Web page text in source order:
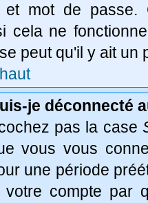
et mot de
cela ne
peut qu'il y ait un
je déconnecté
pas la case
vous vous
une période
compte par